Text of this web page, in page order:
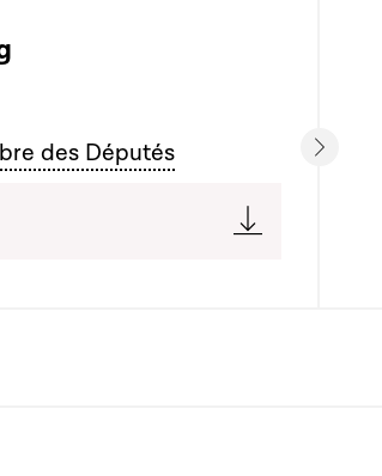
des Députés